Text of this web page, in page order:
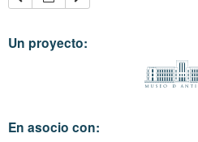
Un proyecto:
En asocio con: